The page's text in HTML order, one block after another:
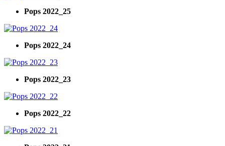
Pops 2022_25
Pops 2022_24
Pops 2022_23
Pops 2022_22